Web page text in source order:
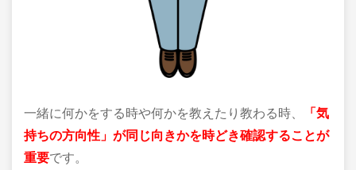
一緒に何かをする時や何かを教えたり教わる時、
「気
持ちの方向性」が同じ向きかを時どき確認することが
重要です。